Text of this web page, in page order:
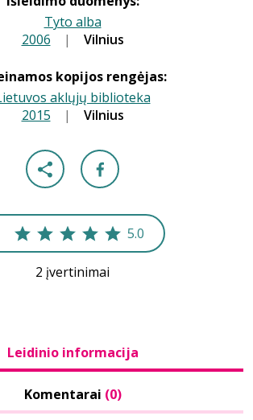
Tyto alba
2006 | Vilnius
kopijos rengėjas:
aklųjų biblioteka
2015 | Vilnius
5.0
2 įvertinimai
Leidinio informacija
Komentarai (0)